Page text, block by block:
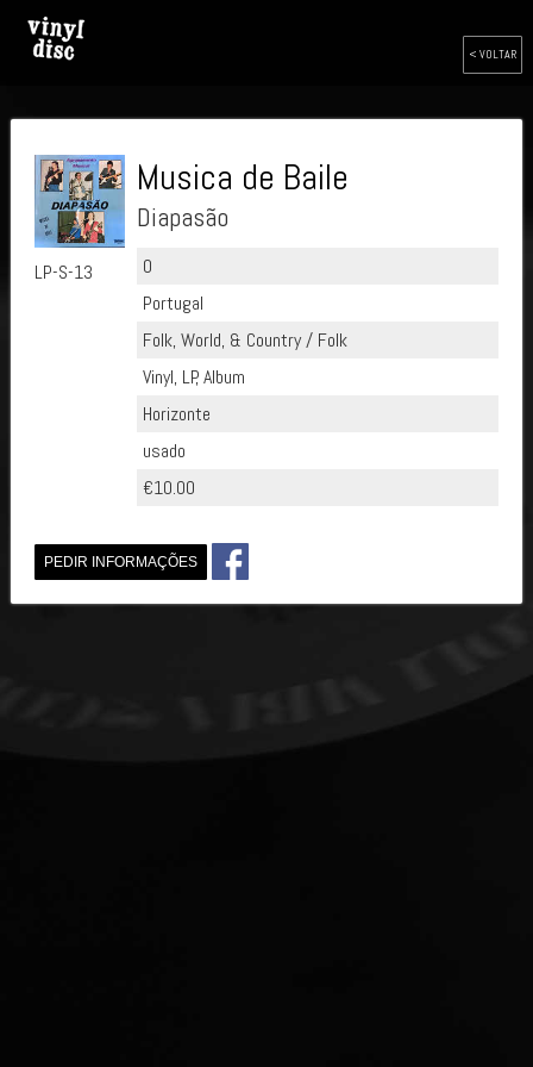
< VOLTAR
LP-S-13
Musica de Baile
Diapasão
0
Portugal
Folk, World, & Country / Folk
Vinyl, LP, Album
Horizonte
usado
€10.00
PEDIR INFORMAÇÕES